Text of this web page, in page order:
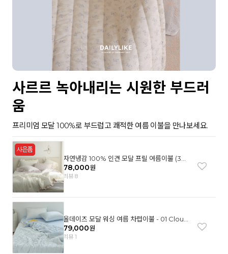
사르르 녹아내리는 시원한 부드러
움
프리미엄 모달 100%로 부드럽고 쾌적한 여름 이불을 만나보세요.
자연냉감 100% 인견 모달 프릴 여름이불 (3컬
러)
78,000원
리뷰 8
올데이즈 모달 워싱 여름 차렵이불 - 01 Cloud
garden(SS)
79,000원
리뷰 1